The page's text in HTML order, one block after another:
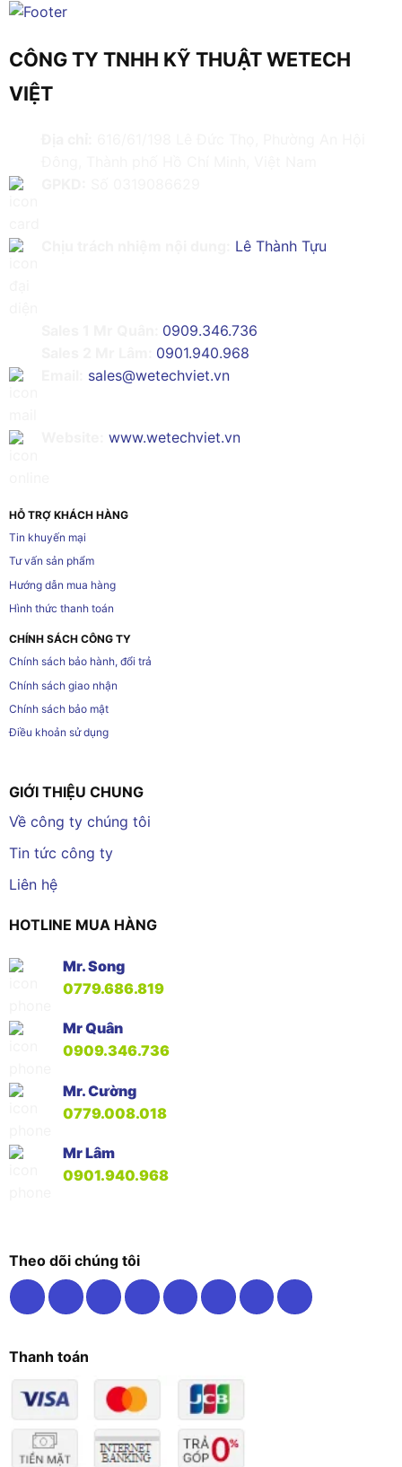
CÔNG TY TNHH KỸ THUẬT WETECH
VIỆT
Lê Thành Tựu
0909.346.736
0901.940.968
sales@wetechviet.vn
www.wetechviet.vn
HỖ TRỢ KHÁCH HÀNG
Tin khuyến mại
Tư vấn sản phẩm
Hướng dẫn mua hàng
Hình thức thanh toán
CHÍNH SÁCH CÔNG TY
Chính sách bảo hành, đổi trả
Chính sách giao nhận
Chính sách bảo mật
Điều khoản sử dụng
GIỚI THIỆU CHUNG
Về công ty chúng tôi
Tin tức công ty
Liên hệ
HOTLINE MUA HÀNG
Mr. Song
0779.686.819
Mr Quân
0909.346.736
Mr. Cường
0779.008.018
Mr Lâm
0901.940.968
Theo dõi chúng tôi
Thanh toán